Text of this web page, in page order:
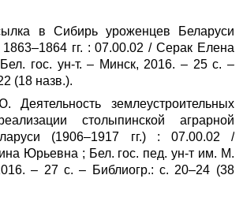
в Сибирь уроженцев Беларуси
1863–1864 гг. : 07.00.02 / Серак Елена
гос. ун‑т. – Минск, 2016. – 25 с. –
(18 назв.).
землеустроительных
столыпинской аграрной
(1906–1917 гг.) : 07.00.02 /
Юрьевна ; Бел. гос. пед. ун‑т им. М.
– 27 с. – Библиогр.: с. 20–24 (38